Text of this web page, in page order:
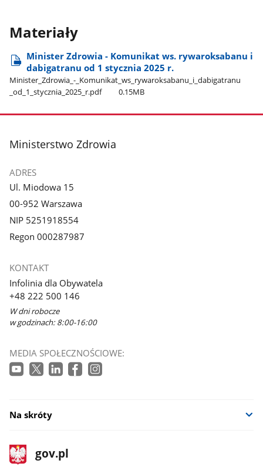
Materiały
Minister Zdrowia - Komunikat ws. rywaroksabanu i
dabigatranu od 1 stycznia 2025 r.
Minister​_Zdrowia​_-​_Komunikat​_ws​_rywaroksabanu​_i​_dabigatranu​
_od​_1​_stycznia​_2025​_r.pdf
0.15MB
stopka
Ministerstwo Zdrowia
ADRES
Ul. Miodowa 15
00-952 Warszawa
NIP 5251918554
Regon 000287987
KONTAKT
Infolinia dla Obywatela
+48 222 500 146
W dni robocze
w godzinach: 8:00-16:00
MEDIA SPOŁECZNOŚCIOWE:
Na skróty
stopka
gov.pl
Strona
gov.pl